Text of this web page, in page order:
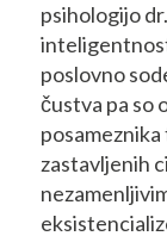
psihologijo
poslovno
čustva pa so
zastavljenih